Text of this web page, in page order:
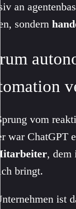
an
sondern
vom
war ChatGPT
, dem
bringt.
ist